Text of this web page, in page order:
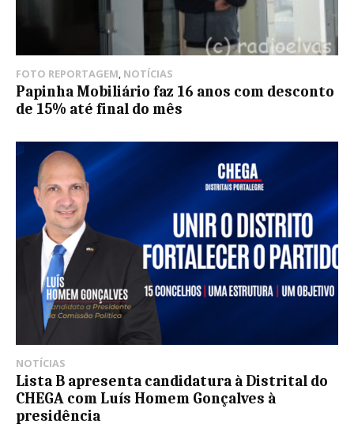
FOTO REPORTAGEM, NOTÍCIAS
Papinha Mobiliário faz 16 anos com desconto
de 15% até final do mês
NOTÍCIAS
Lista B apresenta candidatura à Distrital do
CHEGA com Luís Homem Gonçalves à
presidência